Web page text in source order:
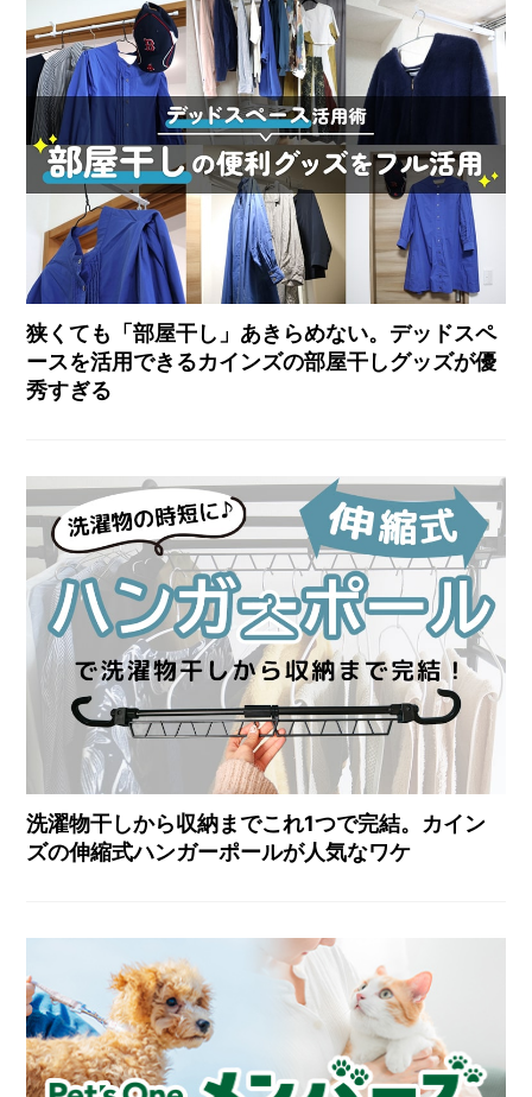
狭くても「部屋干し」あきらめない。デッドスペ
ースを活用できるカインズの部屋干しグッズが優
秀すぎる
洗濯物干しから収納までこれ1つで完結。カイン
ズの伸縮式ハンガーポールが人気なワケ